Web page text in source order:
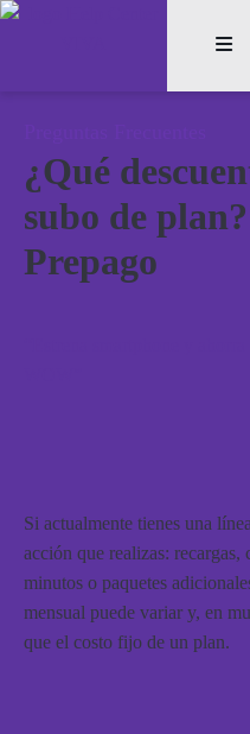
¿Qué
subo de
Prepago
Si actualmente tienes una
acción que realizas:
minutos o paquetes
mensual puede variar y, en
que el costo fijo de un plan.